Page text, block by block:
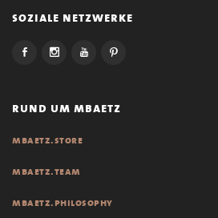
soziale netzwerke
rund um mbaetz
mbaetz.store
mbaetz.team
mbaetz.philosophy